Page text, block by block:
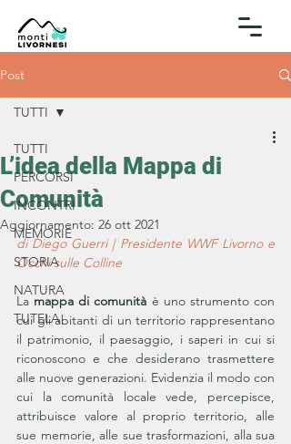
Post
TUTTI
PERCORSI
INCONTRI
MEMORIE
STORIA
NATURA
TUTELA
TUTTI
L’idea della Mappa di
Comunità
Aggiornamento: 26 ott 2021
di Diego Guerri | Presidente WWF Livorno e
Occhi sulle Colline
La mappa di comunità è uno strumento con
cui gli abitanti di un territorio rappresentano
il patrimonio, il paesaggio, i saperi in cui si
riconoscono e che desiderano trasmettere
alle nuove generazioni. Evidenzia il modo con
cui la comunità locale vede, percepisce,
attribuisce valore al proprio territorio, alle
sue memorie, alle sue trasformazioni, alla sua